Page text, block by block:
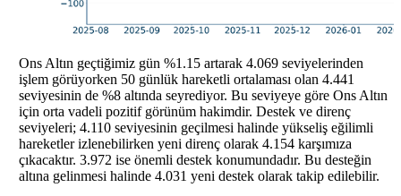
Ons Altın geçtiğimiz gün %1.15 artarak 4.069 seviyelerinden
işlem görüyorken 50 günlük hareketli ortalaması olan 4.441
seviyesinin de %8 altında seyrediyor. Bu seviyeye göre Ons Altın
için orta vadeli pozitif görünüm hakimdir. Destek ve direnç
seviyeleri; 4.110 seviyesinin geçilmesi halinde yükseliş eğilimli
hareketler izlenebilirken yeni direnç olarak 4.154 karşımıza
çıkacaktır. 3.972 ise önemli destek konumundadır. Bu desteğin
altına gelinmesi halinde 4.031 yeni destek olarak takip edilebilir.